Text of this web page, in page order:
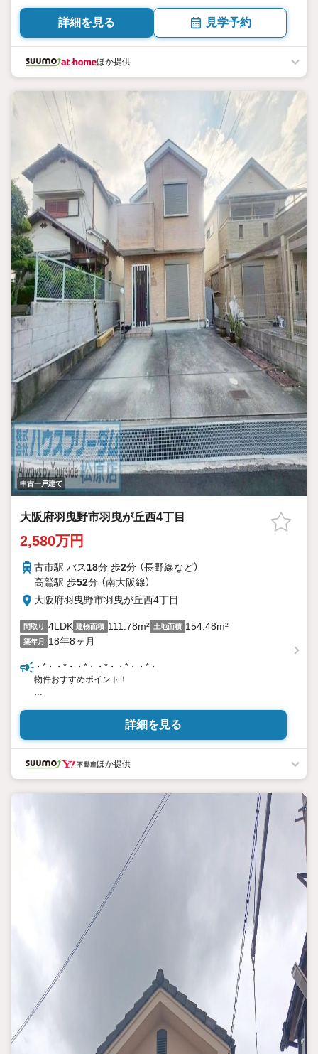
詳細を見る 見学予約
ほか提供
中古一戸建て
大阪府羽曳野市羽曳が丘西4丁目
2,580万円
古市駅 バス18分 歩2分 （長野線など）
高鷲駅 歩52分 （南大阪線）
大阪府羽曳野市羽曳が丘西4丁目
間取り 4LDK 建物面積 111.78m² 土地面積 154.48m²
築年月 18年8ヶ月
・*・・*・・*・・*・・*・・*・
物件おすすめポイント！
・コミュニケーションが自然と増えるリビング階段
す。
・対面キッチンなので家事をしながらご家族との会話も楽しめま
・駐車2台可能なので、ご夫婦それぞれのお車や来客時にも安心で
ハウスフリーダムは【東証スタンダード上場企業】です！
松原店はキッズスペース・ベビールーム・大型駐車場完備！
お仕事帰りや、お子さま連れも大歓迎です！
物件最寄りの駅まで送迎させて頂きます
「見るだけ・聞くだけ」OK！
不動産購入やご売却、住宅ローンのご相談など なんでもお気軽に
ご相談ください
・*・・*・・*・・*・・*・・*・
詳細を見る
ほか提供